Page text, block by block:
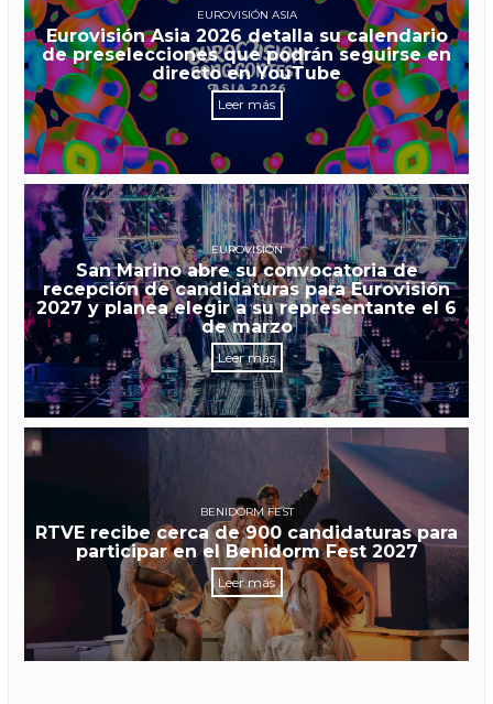
EUROVISIÓN ASIA
Eurovisión Asia 2026 detalla su calendario
de preselecciones que podrán seguirse en
directo en YouTube
Leer más
EUROVISIÓN
San Marino abre su convocatoria de
recepción de candidaturas para Eurovisión
2027 y planea elegir a su representante el 6
de marzo
Leer más
BENIDORM FEST
RTVE recibe cerca de 900 candidaturas para
participar en el Benidorm Fest 2027
Leer más